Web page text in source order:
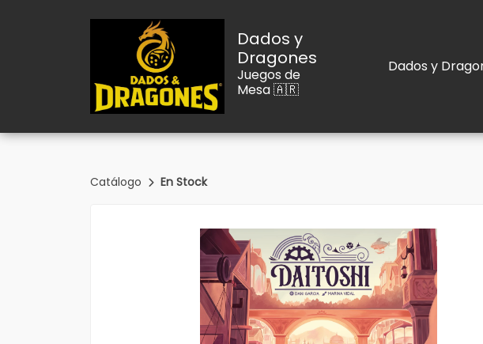
Dados y
Dragones
Juegos de
Mesa 🇦🇷
Dados y
Catálogo En Stock